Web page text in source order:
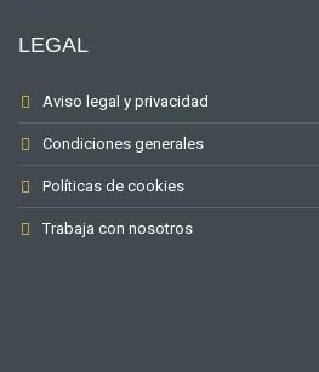
LEGAL
Aviso legal y privacidad
Condiciones generales
Políticas de cookies
Trabaja con nosotros